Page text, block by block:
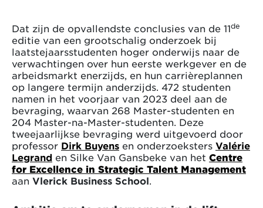
Dat zijn de opvallendste conclusies van de 11de
editie van een grootschalig onderzoek bij
laatstejaarsstudenten hoger onderwijs naar de
verwachtingen over hun eerste werkgever en de
arbeidsmarkt enerzijds, en hun carrièreplannen
op langere termijn anderzijds. 472 studenten
namen in het voorjaar van 2023 deel aan de
bevraging, waarvan 268 Master-studenten en
204 Master-na-Master-studenten. Deze
tweejaarlijkse bevraging werd uitgevoerd door
professor Dirk Buyens en onderzoeksters Valérie
Legrand en Silke Van Gansbeke van het Centre
for Excellence in Strategic Talent Management
aan Vlerick Business School.